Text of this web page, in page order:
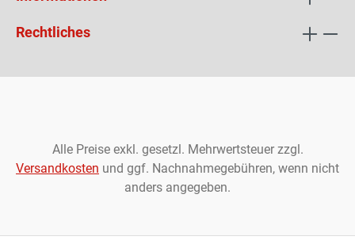
Rechtliches
Alle Preise exkl. gesetzl. Mehrwertsteuer zzgl.
Versandkosten und ggf. Nachnahmegebühren, wenn nicht
anders angegeben.